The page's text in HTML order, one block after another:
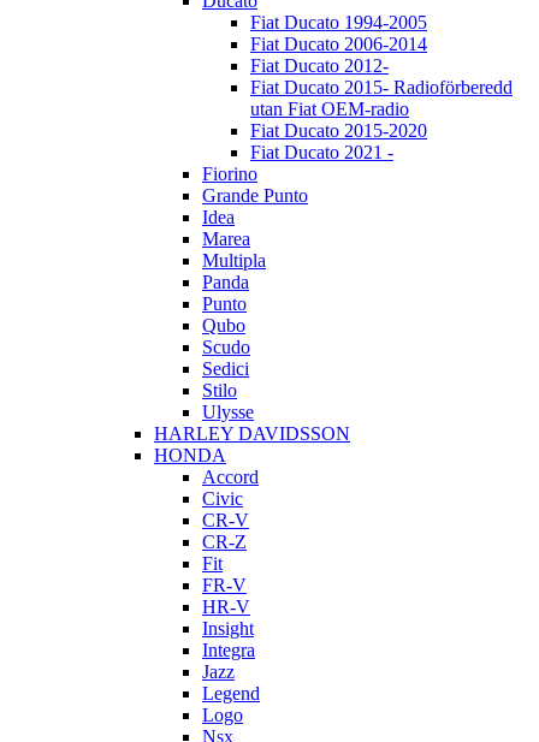
Fiat Ducato 1994-2005
Fiat Ducato 2006-2014
Fiat Ducato 2012-
Fiat Ducato 2015- Radioförberedd
utan Fiat OEM-radio
Fiat Ducato 2015-2020
Fiat Ducato 2021 -
Fiorino
Grande Punto
Idea
Marea
Multipla
Panda
Punto
Qubo
Scudo
Sedici
Stilo
Ulysse
HARLEY DAVIDSSON
HONDA
Accord
Civic
CR-V
CR-Z
Fit
FR-V
HR-V
Insight
Integra
Jazz
Legend
Logo
Nsx